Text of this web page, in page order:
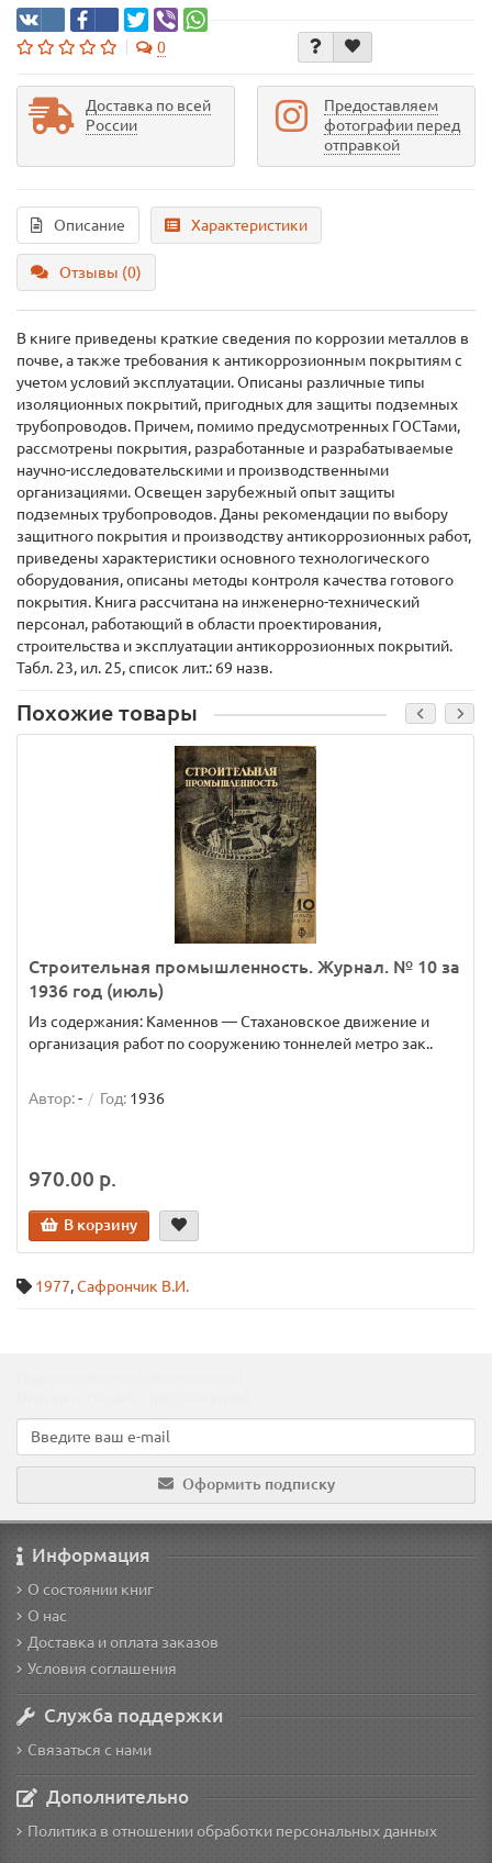
0
Доставка по всей
России
Предоставляем
фотографии перед
отправкой
Описание Характеристики
Отзывы (0)
В книге приведены краткие сведения по коррозии металлов в
почве, а также требования к антикоррозионным покрытиям с
учетом условий эксплуатации. Описаны различные типы
изоляционных покрытий, пригодных для защиты подземных
трубопроводов. Причем, помимо предусмотренных ГОСТами,
рассмотрены покрытия, разработанные и разрабатываемые
научно-исследовательскими и производственными
организациями. Освещен зарубежный опыт защиты
подземных трубопроводов. Даны рекомендации по выбору
защитного покрытия и производству антикоррозионных работ,
приведены характеристики основного технологического
оборудования, описаны методы контроля качества готового
покрытия. Книга рассчитана на инженерно-технический
персонал, работающий в области проектирования,
строительства и эксплуатации антикоррозионных покрытий.
Табл. 23, ил. 25, список лит.: 69 назв.
Похожие товары
Строительная промышленность. Журнал. № 10 за
1936 год (июль)
Из содержания: Каменнов — Стахановское движение и
организация работ по сооружению тоннелей метро зак..
Автор:- Год: 1936
970.00 р.
В корзину
1977,Сафрончик В.И.
Оформить подписку
Информация
О состоянии книг
О нас
Доставка и оплата заказов
Условия соглашения
Служба поддержки
Связаться с нами
Дополнительно
Политика в отношении обработки персональных данных